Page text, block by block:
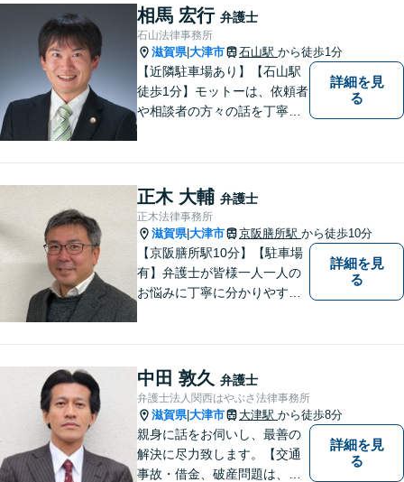
ます。お気軽にご相談くださ
い【隣接駐車場あり】
相馬 宏行 弁護士
石山法律事務所
滋賀県|大津市 石山駅 から徒歩1分
【近隣駐車場あり】【石山駅
徒歩1分】モットーは、依頼者
や相談者の方々の話を丁寧に
にまずは遠慮なくご相談くだ
さい。
詳細を見
る
正木 大輔 弁護士
正木法律事務所
滋賀県|大津市 京阪膳所駅 から徒歩10分
【京阪膳所駅10分】【駐車場
有】弁護士が皆様一人一人の
お悩みに丁寧に分かりやすく
進できることがございます。
どうぞ当事務所にご相談くだ
さい。
詳細を見
る
中田 敦久 弁護士
弁護士法人関西はやぶさ法律事務所
滋賀県|大津市 大津駅 から徒歩8分
親身に話をお伺いし、最善の
解決に尽力致します。【交通
事故・借金、破産問題は、初
詳細を見
る